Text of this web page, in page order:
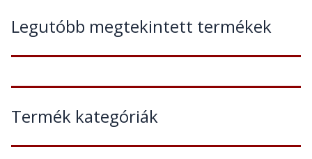
Legutóbb megtekintett termékek
Termék kategóriák